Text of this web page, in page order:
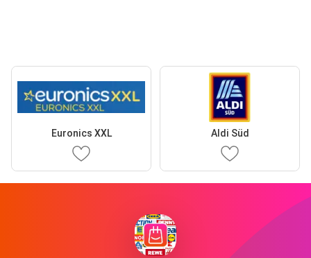
Euronics XXL Aldi Süd